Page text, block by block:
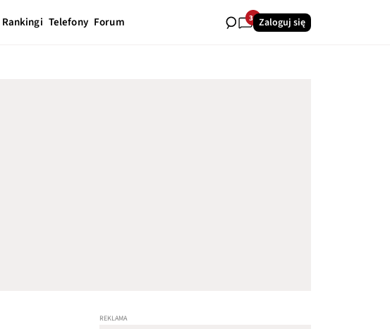
Rankingi Telefony Forum 34Zaloguj się